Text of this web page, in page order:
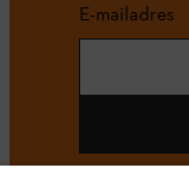
E-mailadres